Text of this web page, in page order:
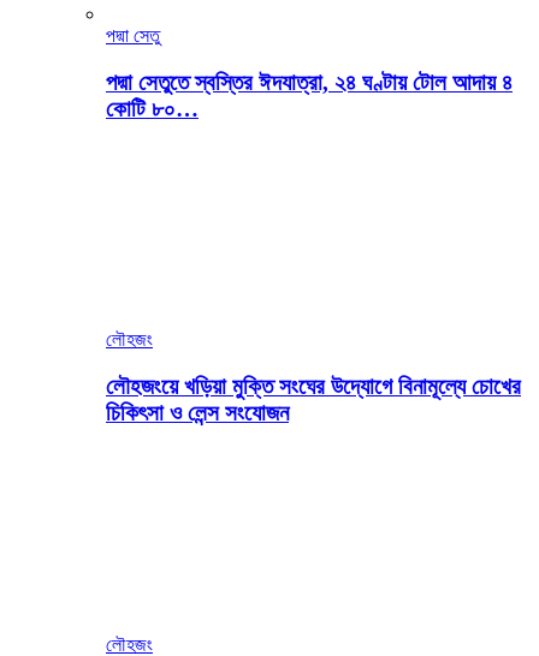
পদ্মা সেতু
পদ্মা সেতুতে স্বস্তির ঈদযাত্রা, ২৪ ঘণ্টায় টোল আদায় ৪
কোটি ৮০…
লৌহজং
লৌহজংয়ে খড়িয়া মুক্তি সংঘের উদ্যোগে বিনামূল্যে চোখের
চিকিৎসা ও লেন্স সংযোজন
লৌহজং